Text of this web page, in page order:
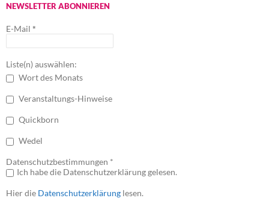
NEWSLETTER ABONNIEREN
E-Mail *
Liste(n) auswählen:
Wort des Monats
Veranstaltungs-Hinweise
Quickborn
Wedel
Datenschutzbestimmungen *
Ich habe die Datenschutzerklärung gelesen.
Hier die Datenschutzerklärung lesen.